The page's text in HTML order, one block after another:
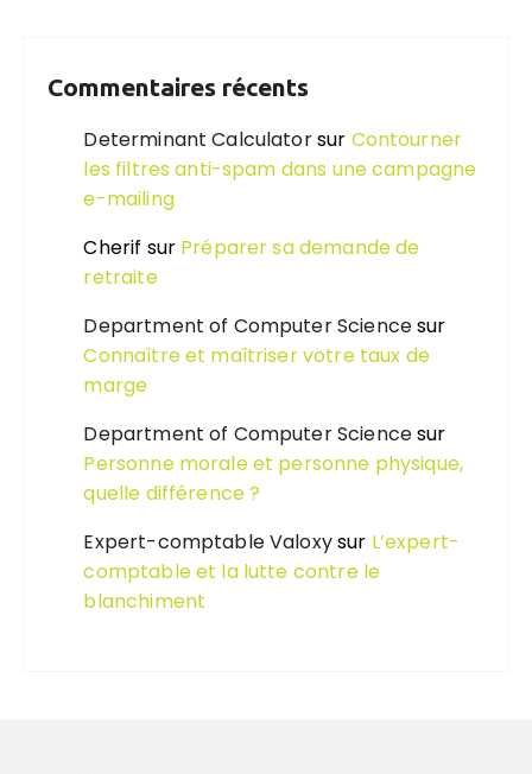
Commentaires récents
Determinant Calculatorsur Contourner
les filtres anti-spam dans une campagne
e-mailing
Cherif sur Préparer sa demande de
retraite
Department of Computer Sciencesur
Connaître et maîtriser votre taux de
marge
Department of Computer Sciencesur
Personne morale et personne physique,
quelle différence ?
Expert-comptable Valoxysur L’expert-
comptable et la lutte contre le
blanchiment